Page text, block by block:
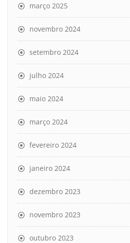
março 2025
novembro 2024
setembro 2024
julho 2024
maio 2024
março 2024
fevereiro 2024
janeiro 2024
dezembro 2023
novembro 2023
outubro 2023